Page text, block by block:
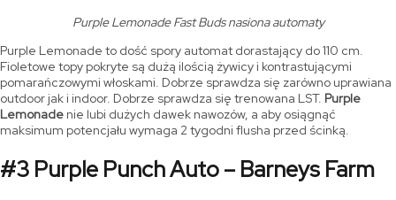
Purple Lemonade Fast Buds nasiona automaty
Purple Lemonade to dość spory automat dorastający do 110 cm.
Fioletowe topy pokryte są dużą ilością żywicy i kontrastującymi
pomarańczowymi włoskami. Dobrze sprawdza się zarówno uprawiana
outdoor jak i indoor. Dobrze sprawdza się trenowana LST. Purple
Lemonade nie lubi dużych dawek nawozów, a aby osiągnąć
maksimum potencjału wymaga 2 tygodni flusha przed ścinką.
#3 Purple Punch Auto – Barneys Farm